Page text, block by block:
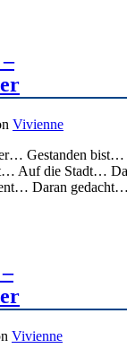
Vivienne
Gestanden bist…
Auf die Stadt… Da
Daran gedacht…
Vivienne